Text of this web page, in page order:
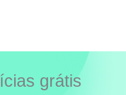
grátis